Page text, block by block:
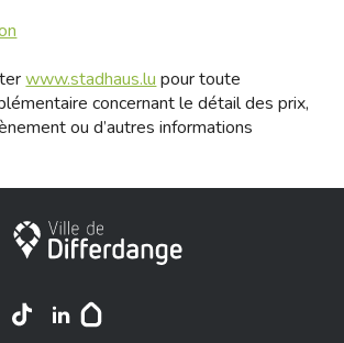
www.stadhaus.lu pour toute
concernant le détail des prix,
ou d’autres informations
Ville de Differdange
sur Instagram